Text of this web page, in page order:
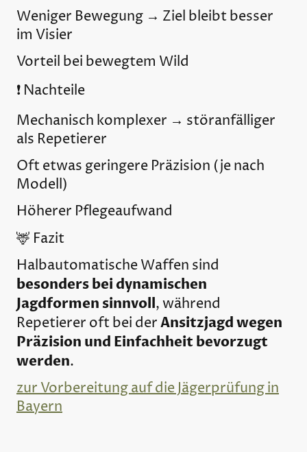
Weniger Bewegung → Ziel bleibt besser
im Visier
Vorteil bei bewegtem Wild
❗ Nachteile
Mechanisch komplexer → störanfälliger
als Repetierer
Oft etwas geringere Präzision (je nach
Modell)
Höherer Pflegeaufwand
🦌 Fazit
Halbautomatische Waffen sind
besonders bei dynamischen
Jagdformen sinnvoll, während
Repetierer oft bei derAnsitzjagd wegen
Präzision und Einfachheit bevorzugt
werden.
zur Vorbereitung auf die Jägerprüfung in
Bayern